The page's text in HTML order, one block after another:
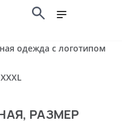
одежда с логотипом
РАЗМЕР